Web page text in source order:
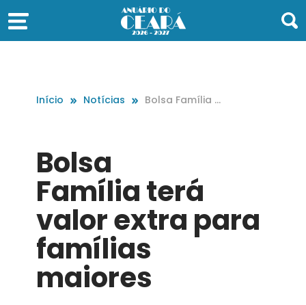
Início Notícias
Bolsa Família t
Bolsa
Família terá
valor extra para
famílias
maiores